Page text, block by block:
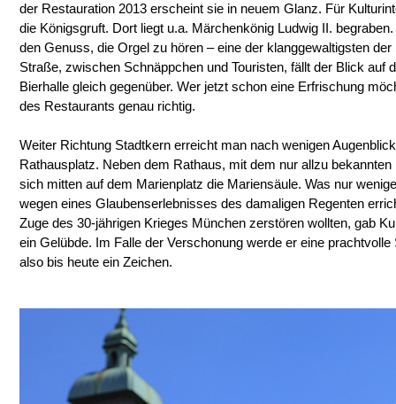
der Restauration 2013 erscheint sie in neuem Glanz. Für
die Königsgruft. Dort liegt u.a. Märchenkönig Ludwig II.
den Genuss, die Orgel zu hören – eine der klanggewaltigsten
Straße, zwischen Schnäppchen und Touristen, fällt der Blick auf
Bierhalle gleich gegenüber. Wer jetzt schon eine Erfrischung
des Restaurants genau richtig.
Weiter Richtung Stadtkern erreicht man nach wenigen
Rathausplatz. Neben dem Rathaus, mit dem nur allzu
sich mitten auf dem Marienplatz die Mariensäule. Was nur
wegen eines Glaubenserlebnisses des damaligen Regenten
Zuge des 30-jährigen Krieges München zerstören wollten, gab
ein Gelübde. Im Falle der Verschonung werde er eine
also bis heute ein Zeichen.